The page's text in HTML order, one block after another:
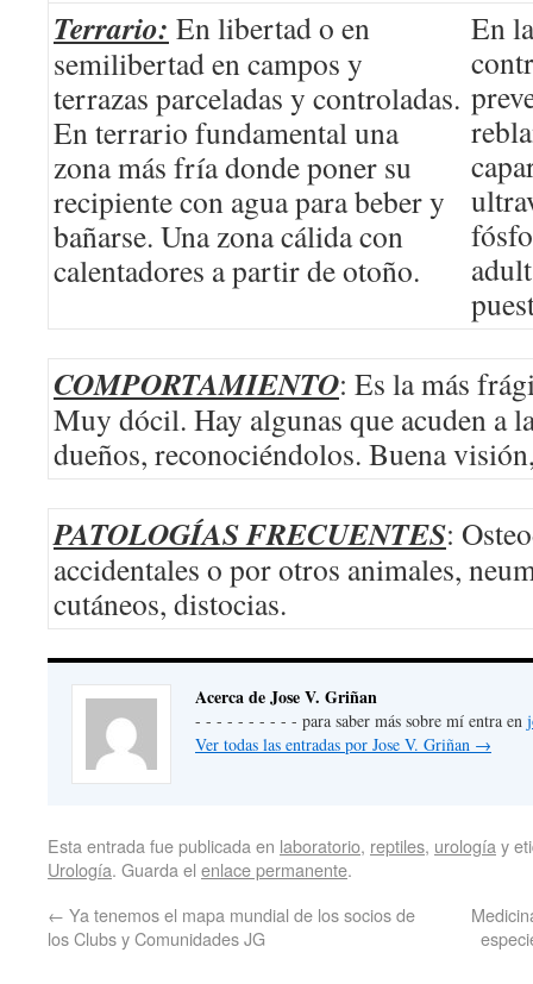
Terrario: En libertad o en
semilibertad en campos y
terrazas parceladas y controladas.
En terrario fundamental una
zona más fría donde poner su
recipiente con agua para beber y
bañarse. Una zona cálida con
calentadores a partir de otoño.
En
COMPORTAMIENTO: Es la más
Muy dócil. Hay algunas que acuden a
dueños, reconociéndolos. Buena
PATOLOGÍAS FRECUENTES:
accidentales o por otros animales,
cutáneos, distocias.
Acerca de Jose V. Griñan
- - - - - - - - - - para saber más sobre mí entra en
Ver todas las entradas por Jose V. Griñan →
Esta entrada fue publicada en laboratorio, reptiles, urologíay
Urología. Guarda el enlace permanente.
← Ya tenemos el mapa mundial de los socios de
los Clubs y Comunidades JG